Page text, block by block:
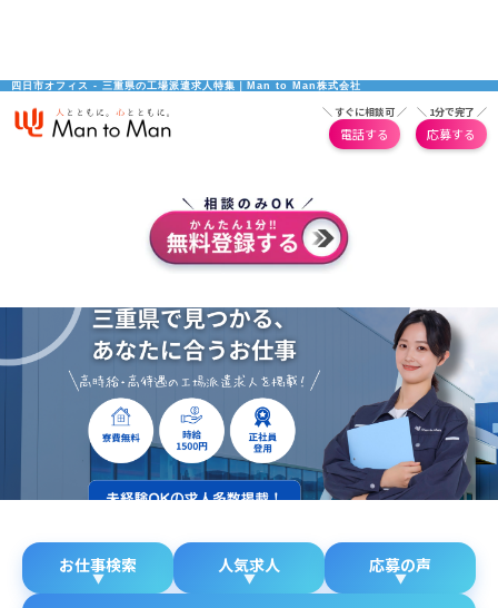
四日市オフィス - 三重県の工場派遣求人特集｜Man to Man株式会社
＼ すぐに相談可 ／
電話する
＼ 1分で完了 ／
応募する
お仕事検索 人気求人 応募の声